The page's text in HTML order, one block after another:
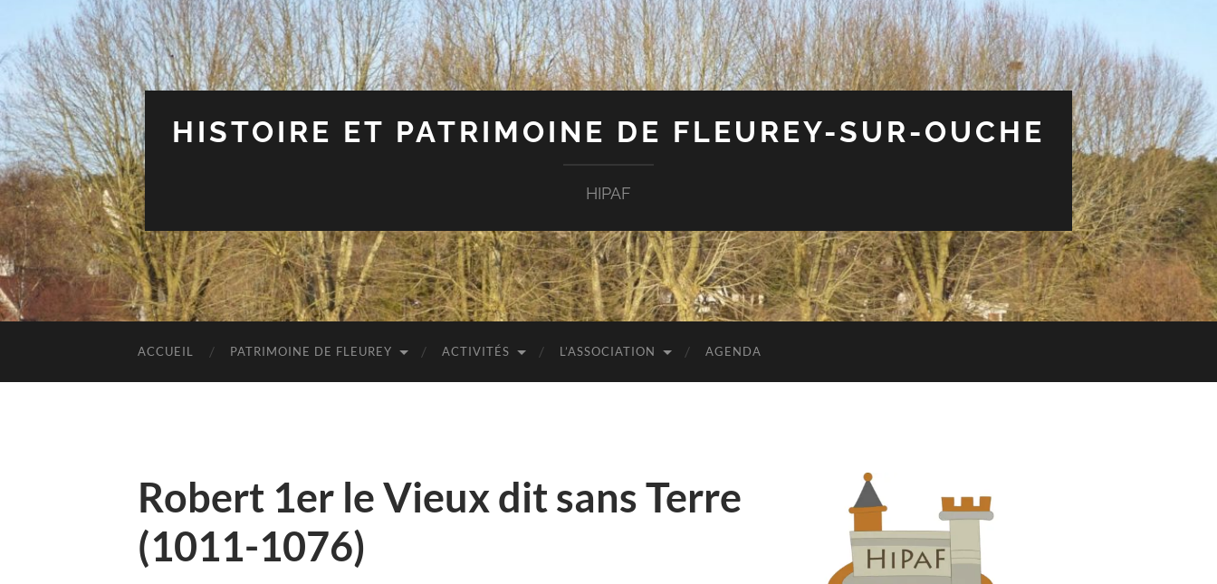
HISTOIRE ET PATRIMOINE DE FLEUREY-SUR-OUCHE
HIPAF
ACCUEIL PATRIMOINE DE FLEUREY ACTIVITÉS L’ASSOCIATION AGENDA
Robert 1er le Vieux dit sans Terre
(1011-1076)